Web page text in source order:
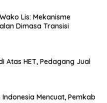
Lis: Mekanisme
Dimasa Transisi
Atas HET, Pedagang Jual
Mencuat, Pemkab